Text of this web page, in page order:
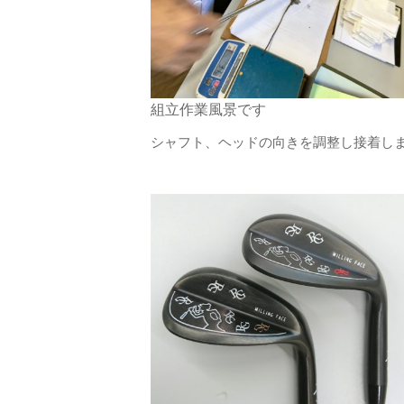
組立作業風景です
シャフト、ヘッドの向きを調整し接着し